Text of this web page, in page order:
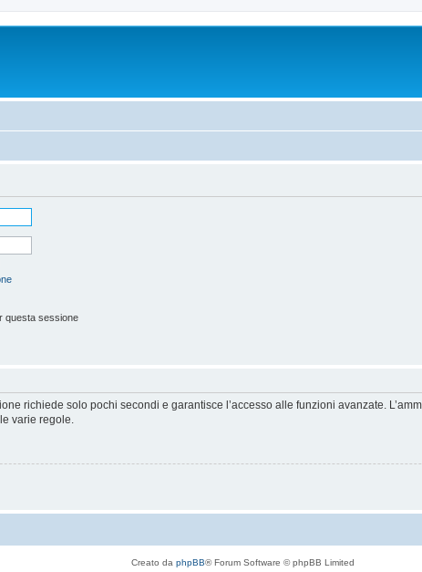
questa sessione
richiede solo pochi secondi e garantisce l’accesso alle funzioni avanzate.
varie regole.
Creato da phpBB® Forum Software © phpBB Limited